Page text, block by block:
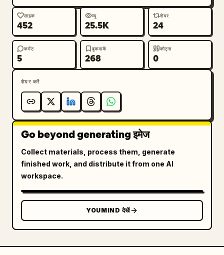
लाइक
452
व्यू
25.5K
शेयर
24
कमेंट
5
बुकमार्क
268
कोट्स
0
शेयर करें
Go beyond generating इमेज
Collect materials, process them, generate
finished work, and distribute it from one AI
workspace.
YOUMIND देखें